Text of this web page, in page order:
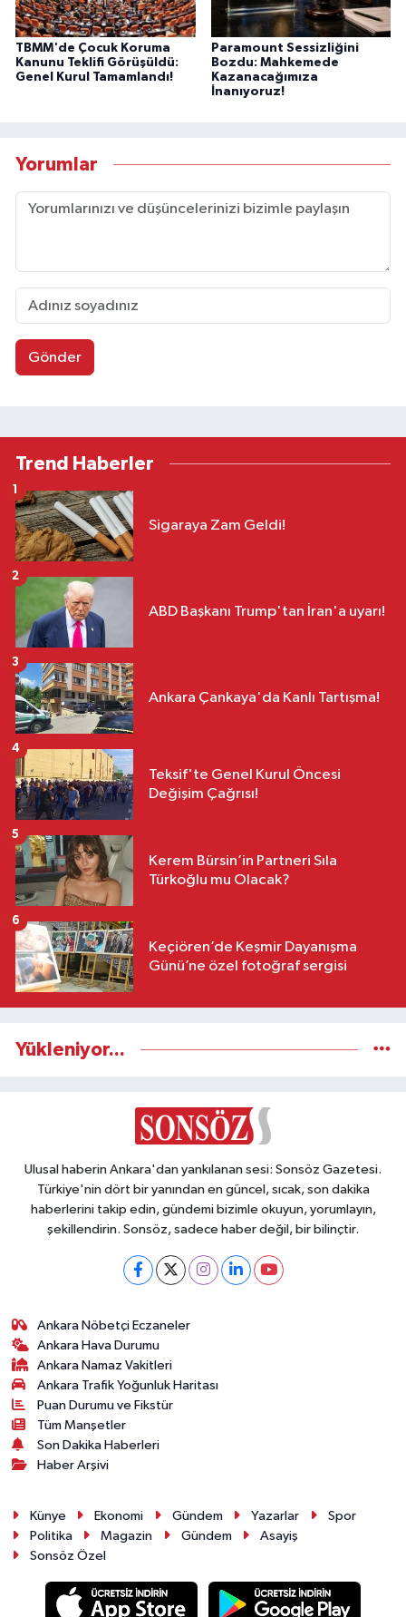
TBMM'de Çocuk Koruma
Kanunu Teklifi Görüşüldü:
Genel Kurul Tamamlandı!
Paramount Sessizliğini
Bozdu: Mahkemede
Kazanacağımıza
İnanıyoruz!
Yorumlar
Gönder
Trend Haberler
Sigaraya Zam Geldi!
1
ABD Başkanı Trump'tan İran'a uyarı!
2
Ankara Çankaya'da Kanlı Tartışma!
3
Teksif'te Genel Kurul Öncesi
Değişim Çağrısı!
4
Kerem Bürsin’in Partneri Sıla
Türkoğlu mu Olacak?
5
Keçiören’de Keşmir Dayanışma
Günü’ne özel fotoğraf sergisi
6
Yükleniyor...
Ulusal haberin Ankara'dan yankılanan sesi: Sonsöz Gazetesi.
Türkiye'nin dört bir yanından en güncel, sıcak, son dakika
haberlerini takip edin, gündemi bizimle okuyun, yorumlayın,
şekillendirin. Sonsöz, sadece haber değil, bir bilinçtir.
Ankara Nöbetçi Eczaneler
Ankara Hava Durumu
Ankara Namaz Vakitleri
Ankara Trafik Yoğunluk Haritası
Puan Durumu ve Fikstür
Tüm Manşetler
Son Dakika Haberleri
Haber Arşivi
Künye Ekonomi Gündem Yazarlar
Spor
Politika
Magazin Gündem
Asayiş
Sonsöz Özel